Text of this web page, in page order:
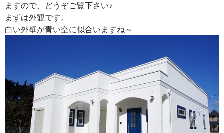
ますので、どうぞご覧下さい♪
まずは外観です。
白い外壁が青い空に似合いますね～